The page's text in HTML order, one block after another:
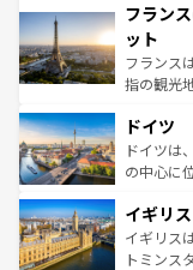
ませてく
なお、新
しい。
文化が根
れる闘牛
る。首都
アートに
せる。地
ンテンツ
フラン
ット
フランス
指の観光
で、幅広
聖堂、美
から魅了
いる。シ
香り高い
らに、パ
ドイツ
ドイツは
の中心に
顔を持つ
ルリンの
してライ
イギリス
イギリス
トミンス